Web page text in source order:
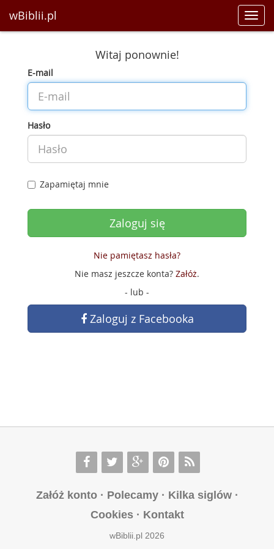
wBiblii.pl
Witaj ponownie!
E-mail
Hasło
Zapamiętaj mnie
Nie pamiętasz hasła?
Nie masz jeszcze konta? Załóż.
- lub -
Zaloguj z Facebooka
Załóż konto· Polecamy· Kilka siglów·
Cookies· Kontakt
wBiblii.pl 2026